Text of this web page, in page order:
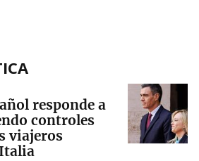
responde a
controles
viajeros